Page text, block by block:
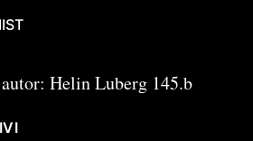
Helin Luberg 145.b